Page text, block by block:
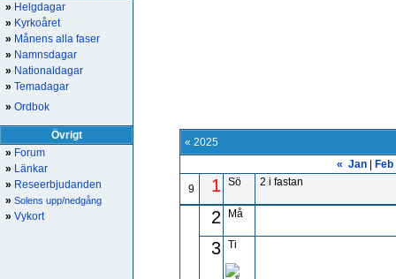
» Helgdagar
» Kyrkoåret
» Månens alla faser
» Namnsdagar
» Nationaldagar
» Temadagar
» Ordbok
Övrigt
» Forum
» Länkar
» Reseerbjudanden
» Solens upp/nedgång
» Vykort
« 2025
« Jan| Feb
9
1 Sö 2 i fastan
2 Må
3 Ti